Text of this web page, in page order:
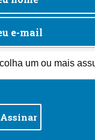
Assinar